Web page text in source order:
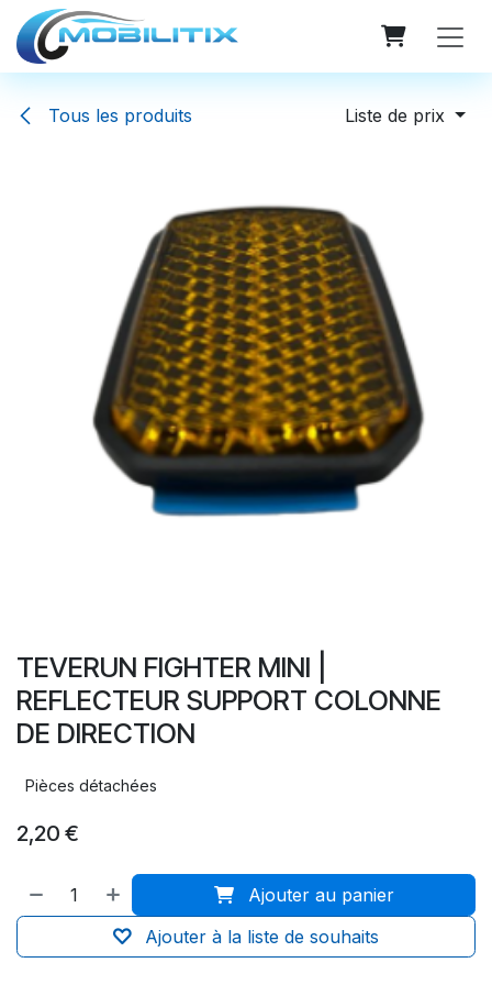
Se rendre au contenu
Tous les produits Liste de prix
TEVERUN FIGHTER MINI |
REFLECTEUR SUPPORT COLONNE
DE DIRECTION
Pièces détachées
2,20 €
Ajouter au panier
Ajouter à la liste de souhaits